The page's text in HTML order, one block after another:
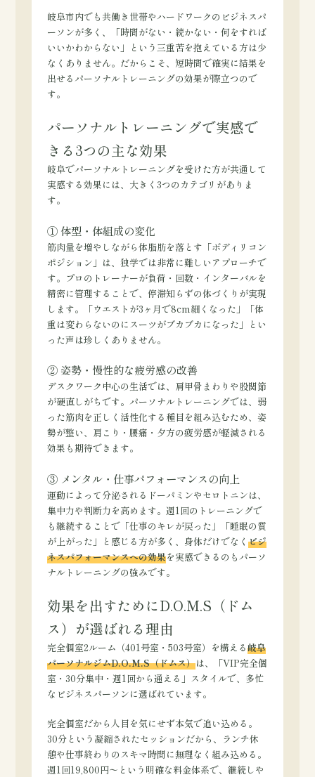
岐阜市内でも共働き世帯やハードワークのビジネスパ
ーソンが多く、「時間がない・続かない・何をすれば
いいかわからない」という三重苦を抱えている方は少
なくありません。だからこそ、短時間で確実に結果を
出せるパーソナルトレーニングの効果が際立つので
す。
パーソナルトレーニングで実感で
きる3つの主な効果
岐阜でパーソナルトレーニングを受けた方が共通して
実感する効果には、大きく3つのカテゴリがありま
す。
① 体型・体組成の変化
筋肉量を増やしながら体脂肪を落とす「ボディリコン
ポジション」は、独学では非常に難しいアプローチで
す。プロのトレーナーが負荷・回数・インターバルを
精密に管理することで、停滞知らずの体づくりが実現
します。「ウエストが3ヶ月で8cm細くなった」「体
重は変わらないのにスーツがブカブカになった」とい
った声は珍しくありません。
② 姿勢・慢性的な疲労感の改善
デスクワーク中心の生活では、肩甲骨まわりや股関節
が硬直しがちです。パーソナルトレーニングでは、弱
った筋肉を正しく活性化する種目を組み込むため、姿
勢が整い、肩こり・腰痛・夕方の疲労感が軽減される
効果も期待できます。
③ メンタル・仕事パフォーマンスの向上
運動によって分泌されるドーパミンやセロトニンは、
集中力や判断力を高めます。週1回のトレーニングで
も継続することで「仕事のキレが戻った」「睡眠の質
が上がった」と感じる方が多く、身体だけでなくビジ
ネスパフォーマンスへの効果を実感できるのもパーソ
ナルトレーニングの強みです。
効果を出すためにD.O.M.S（ドム
ス）が選ばれる理由
完全個室2ルーム（401号室・503号室）を構える岐阜
パーソナルジムD.O.M.S（ドムス）は、「VIP完全個
室・30分集中・週1回から通える」スタイルで、多忙
なビジネスパーソンに選ばれています。
完全個室だから人目を気にせず本気で追い込める。
30分という凝縮されたセッションだから、ランチ休
憩や仕事終わりのスキマ時間に無理なく組み込める。
週1回19,800円〜という明確な料金体系で、継続しや